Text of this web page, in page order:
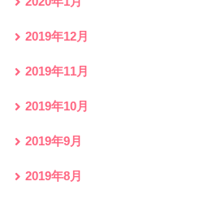
2019年12月
2019年11月
2019年10月
2019年9月
2019年8月